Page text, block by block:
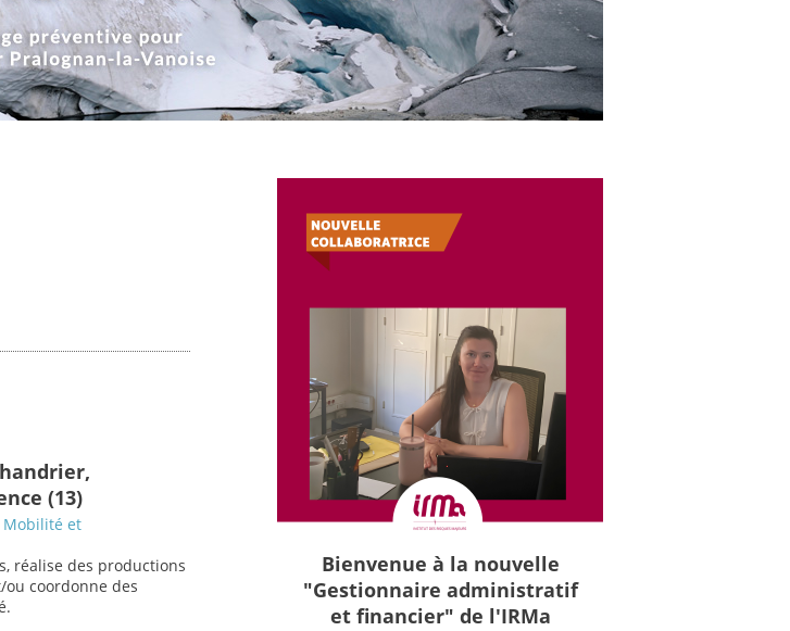
(13)
Mobilité et
réalise des productions
coordonne des
Bienvenue à la nouvelle
"Gestionnaire administratif
et financier" de l'IRMa